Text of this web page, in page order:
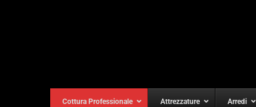
Cottura Professionale Attrezzature Arredi